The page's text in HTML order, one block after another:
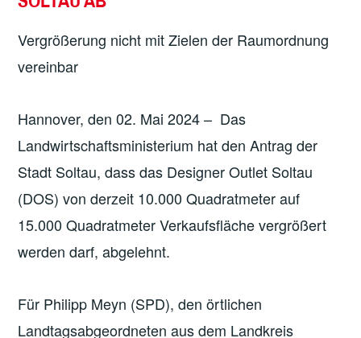
Vergrößerung nicht mit Zielen der Raumordnung
vereinbar
Hannover, den 02. Mai 2024 – Das
Landwirtschaftsministerium hat den Antrag der
Stadt Soltau, dass das Designer Outlet Soltau
(DOS) von derzeit 10.000 Quadratmeter auf
15.000 Quadratmeter Verkaufsfläche vergrößert
werden darf, abgelehnt.
Für Philipp Meyn (SPD), den örtlichen
Landtagsabgeordneten aus dem Landkreis